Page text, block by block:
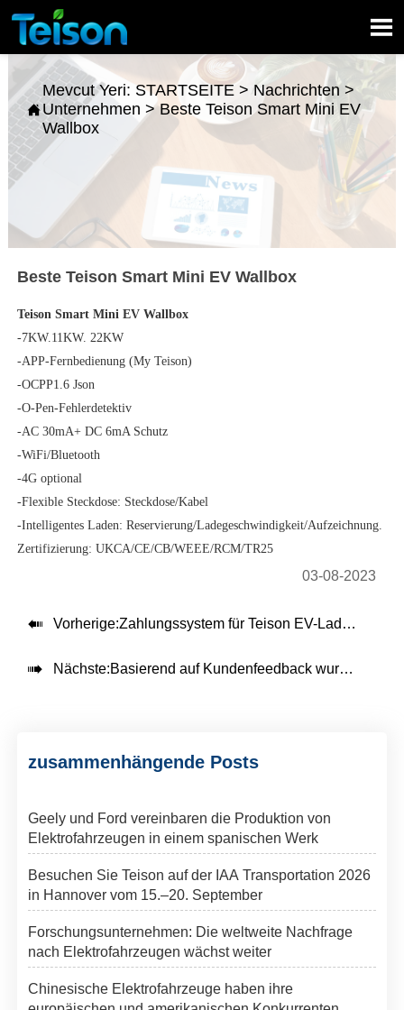


Mevcut Yeri: STARTSEITE>Nachrichten >
Unternehmen >Beste Teison Smart Mini EV
Wallbox
Beste Teison Smart Mini EV Wallbox
Teison Smart Mini EV Wallbox
-7KW.11KW. 22KW
-APP-Fernbedienung (My Teison)
-OCPP1.6 Json
-O-Pen-Fehlerdetektiv
-AC 30mA+ DC 6mA Schutz
-WiFi/Bluetooth
-4G optional
-Flexible Steckdose: Steckdose/Kabel
-Intelligentes Laden: Reservierung/Ladegeschwindigkeit/Aufzeichnung.
Zertifizierung: UKCA/CE/CB/WEEE/RCM/TR25
03-08-2023
 Vorherige:Zahlungssystem für Teison EV-Ladestationen
 Nächste:Basierend auf Kundenfeedback wurde die bodenstehende DC-Ladestation von Teison in Jordanien installiert
zusammenhängende Posts
Geely und Ford vereinbaren die Produktion von
Elektrofahrzeugen in einem spanischen Werk
Besuchen Sie Teison auf der IAA Transportation 2026
in Hannover vom 15.–20. September
Forschungsunternehmen: Die weltweite Nachfrage
nach Elektrofahrzeugen wächst weiter
Chinesische Elektrofahrzeuge haben ihre